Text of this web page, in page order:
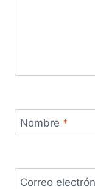
Nombre *
Correo